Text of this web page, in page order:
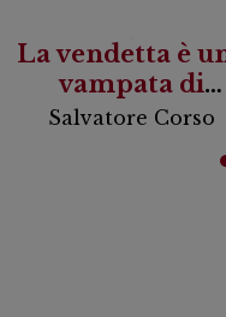
La vendetta è
vampata di
scirocco
Salvatore Corso